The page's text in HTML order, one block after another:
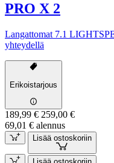
PRO X 2
Langattomat 7.1
yhteydellä
Erikoistarjous
189,99 € 259,00 €
69,01 € alennus
Lisää ostoskoriin